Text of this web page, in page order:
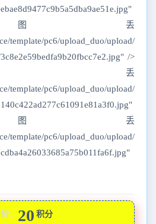
丢
template/pc6/upload_duo/upload/
/>
丢
template/pc6/upload_duo/upload/
丢
template/pc6/upload_duo/upload/
： 20 积分